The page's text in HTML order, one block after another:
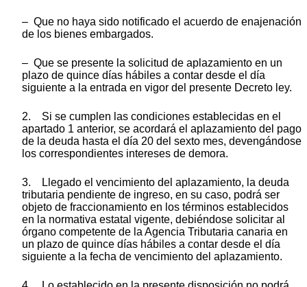
– Que no haya sido notificado el acuerdo de enajenación
de los bienes embargados.
– Que se presente la solicitud de aplazamiento en un
plazo de quince días hábiles a contar desde el día
siguiente a la entrada en vigor del presente Decreto ley.
2. Si se cumplen las condiciones establecidas en el
apartado 1 anterior, se acordará el aplazamiento del pago
de la deuda hasta el día 20 del sexto mes, devengándose
los correspondientes intereses de demora.
3. Llegado el vencimiento del aplazamiento, la deuda
tributaria pendiente de ingreso, en su caso, podrá ser
objeto de fraccionamiento en los términos establecidos
en la normativa estatal vigente, debiéndose solicitar al
órgano competente de la Agencia Tributaria canaria en
un plazo de quince días hábiles a contar desde el día
siguiente a la fecha de vencimiento del aplazamiento.